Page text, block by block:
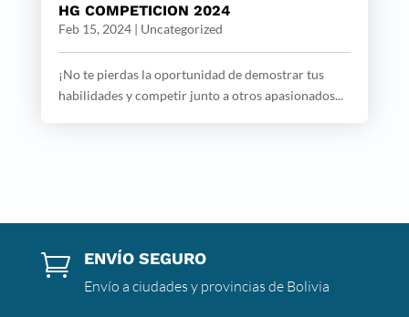
HG COMPETICION 2024
Feb 15, 2024| Uncategorized
¡No te pierdas la oportunidad de demostrar tus
habilidades y competir junto a otros apasionados...
 ENVÍO SEGURO
Envío a ciudades y provincias de Bolivia